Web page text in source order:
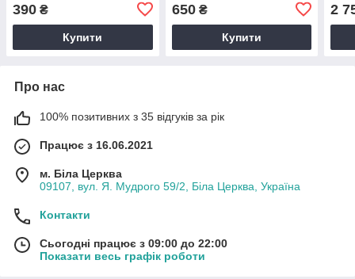
390 ₴
Купити
650₴
Купити
2
Про нас
100% позитивних з 35 відгуків за рік
Працює з 16.06.2021
м. Біла Церква
09107, вул. Я. Мудрого 59/2, Біла Церква, Україна
Контакти
Сьогодні працює з 09:00 до 22:00
Показати весь графік роботи